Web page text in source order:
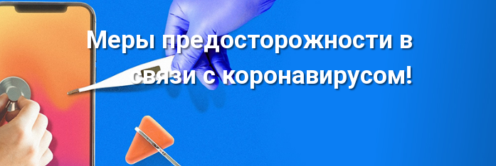
Меры предосторожности в
связи с коронавирусом!